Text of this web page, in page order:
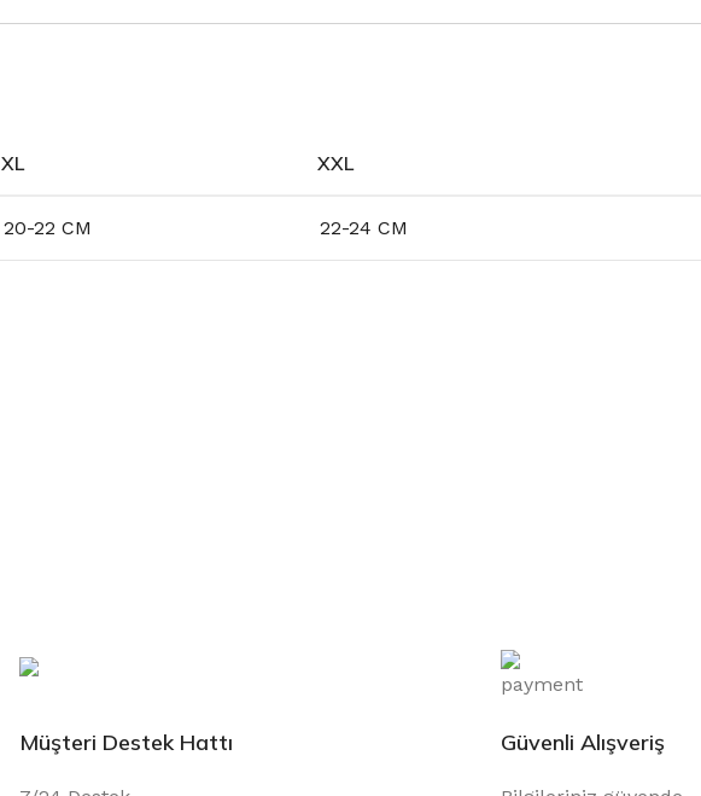
XL XXL
20-22 CM 22-24 CM
Müşteri Destek Hattı Güvenli Alışveriş